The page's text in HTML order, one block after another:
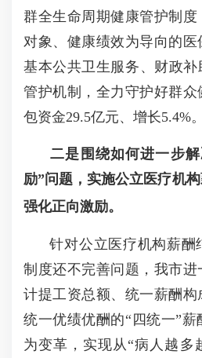
群全生命周期健康管护制
对象、健康绩效为导向的医
基本公共卫生服务、财政补
管护机制，全力守护好群
包资金29.5亿元、增长5.4%。
二是围绕如何进一步
励”问题，实施公立医疗机
强化正向激励。
针对公立医疗机构薪酬
制度还不完善问题，我市
计提工资总额、统一薪酬构
统一优绩优酬的“四统一”薪
为变革，实现从 “病人越多